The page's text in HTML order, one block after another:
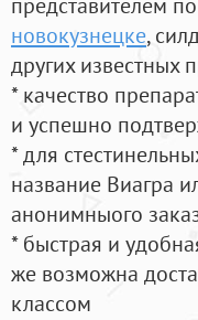
новокузнецке,
других известных
* качество
и успешно
* для
название Виагра
анонимныого
* быстрая и
же возможна
классом